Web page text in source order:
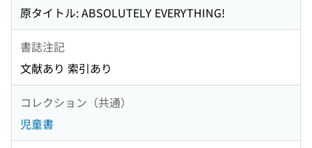
原タイトル: ABSOLUTELY EVERYTHING!
書誌注記
文献あり 索引あり
コレクション（共通）
児童書